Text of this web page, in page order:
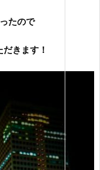
たので
きます！